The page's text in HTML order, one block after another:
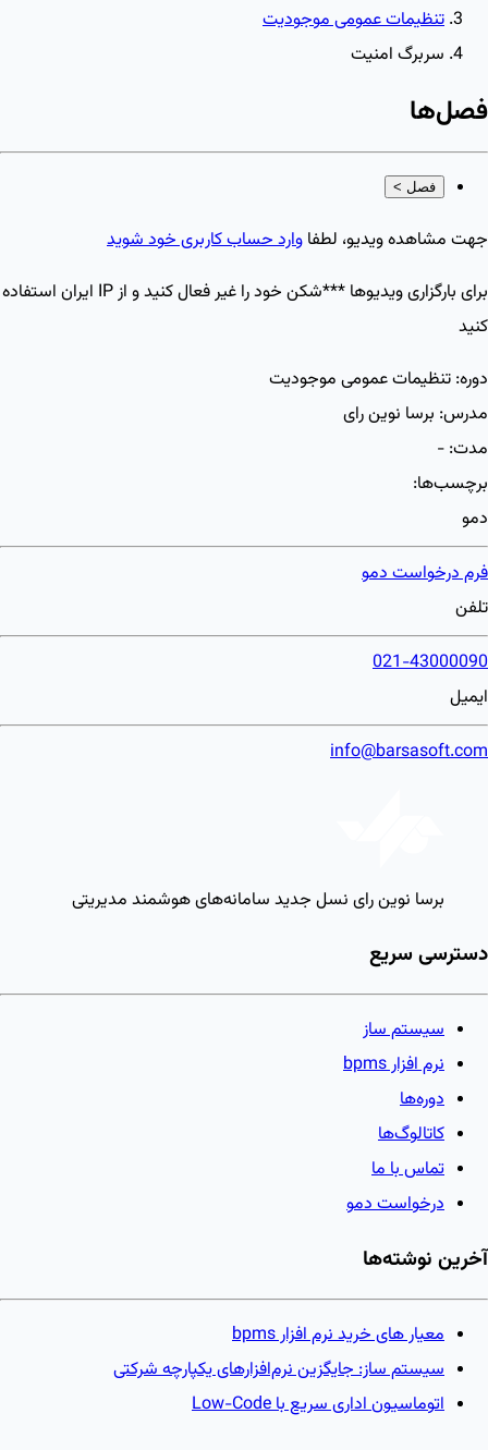
تنظیمات عمومی موجودیت
سربرگ امنیت
فصل‌ها
فصل >
جهت مشاهده ویدیو، لطفا وارد حساب کاربری خود شوید
برای بارگزاری ویدیو‌ها ***شکن خود را غیر فعال کنید و از IP ایران استفاده
کنید
دوره: تنظیمات عمومی موجودیت
مدرس: برسا نوین رای
مدت: -
برچسب‌ها:
دمو
فرم درخواست دمو
تلفن
021-43000090
ایمیل
info@barsasoft.com
برسا نوین رای نسل جدید سامانه‌های هوشمند مدیریتی
دسترسی سریع
سیستم ساز
نرم افزار bpms
دوره‌ها
کاتالوگ‌ها
تماس با ما
درخواست دمو
آخرین نوشته‌ها
معیار های خرید نرم افزار bpms
سیستم ساز: جایگزین نرم‌افزارهای یکپارچه شرکتی
اتوماسیون اداری سریع با Low-Code